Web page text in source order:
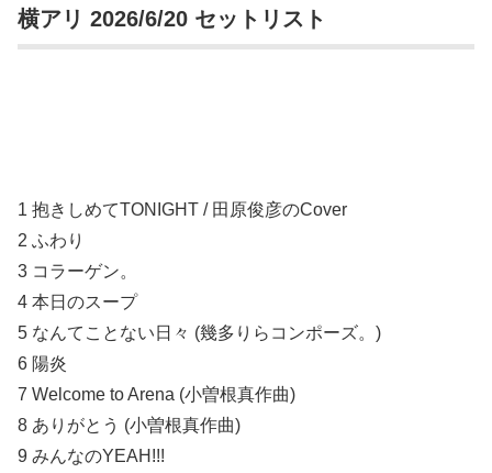
横アリ 2026/6/20 セットリスト
1 抱きしめてTONIGHT / 田原俊彦のCover
2 ふわり
3 コラーゲン。
4 本日のスープ
5 なんてことない日々 (幾多りらコンポーズ。)
6 陽炎
7 Welcome to Arena (小曽根真作曲)
8 ありがとう (小曽根真作曲)
9 みんなのYEAH!!!